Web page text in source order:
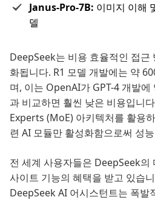
Janus-Pro-7B: 이미지 이해
델
DeepSeek는 비용 효율적인 접근
화됩니다. R1 모델 개발에는 약
며, 이는 OpenAI가 GPT-4 개발에
과 비교하면 훨씬 낮은 비용입니
Experts (MoE) 아키텍처를 활용
련 AI 모듈만 활성화함으로써 성
전 세계 사용자들은 DeepSeek의
사이트 기능의 혜택을 받고 있습
DeepSeek AI 어시스턴트는 폭발